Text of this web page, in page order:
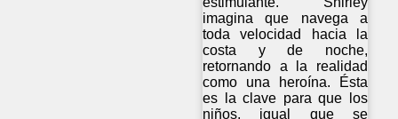
imagina que navega a
toda velocidad hacia la
costa y de noche,
retornando a la realidad
como una heroína. Ésta
es la clave para que los
niños, igual que se